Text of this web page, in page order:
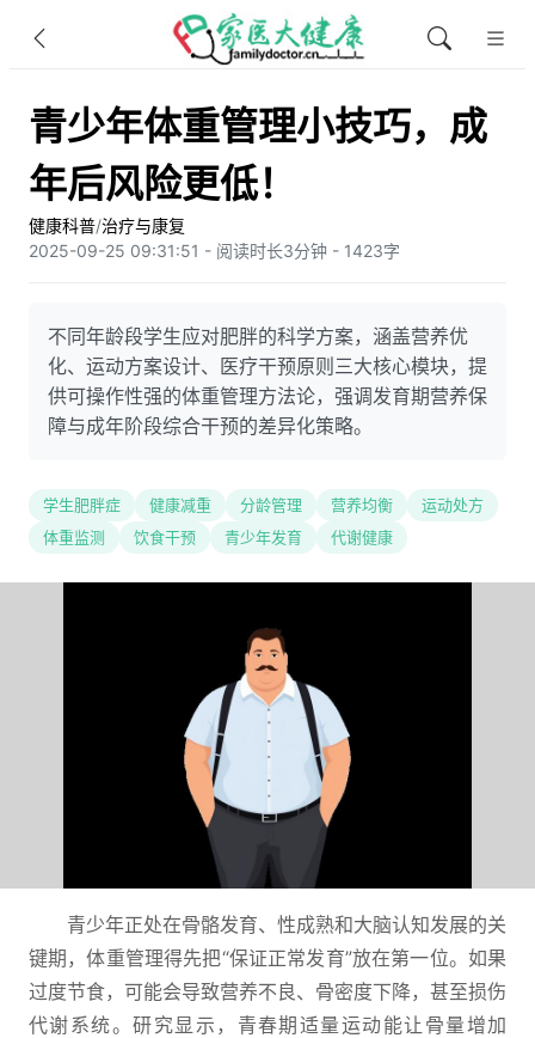
青少年体重管理小技巧，成
年后风险更低！
健康科普/治疗与康复
2025-09-25 09:31:51 - 阅读时长3分钟 - 1423字
不同年龄段学生应对肥胖的科学方案，涵盖营养优
化、运动方案设计、医疗干预原则三大核心模块，提
供可操作性强的体重管理方法论，强调发育期营养保
障与成年阶段综合干预的差异化策略。
学生肥胖症 健康减重 分龄管理 营养均衡
运动处方
体重监测
饮食干预 青少年发育 代谢健康
青少年正处在骨骼发育、性成熟和大脑认知发展的关
键期，体重管理得先把“保证正常发育”放在第一位。如果
过度节食，可能会导致营养不良、骨密度下降，甚至损伤
代谢系统。研究显示，青春期适量运动能让骨量增加